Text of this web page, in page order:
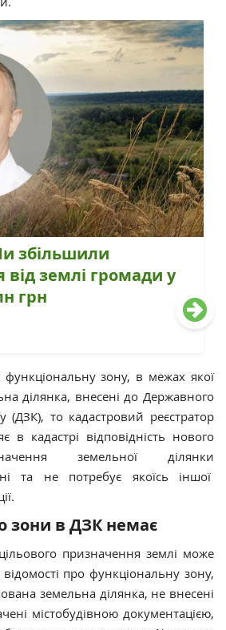
збільшили
землі громади у
грн
зону, в межах якої
ділянка, внесені до Державного
(ДЗК), то кадастровий реєстратор
в кадастрі відповідність нового
земельної ділянки
та не потребує якоїсь іншої
зони в ДЗК немає
призначення землі може
про функціональну зону,
земельна ділянка, не внесені
містобудівною документацією,